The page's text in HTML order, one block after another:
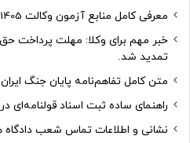
معرفی کامل منابع آزمون وکالت 1405 کانون‌های وکلای دادگستری
تمدید شد.
متن کامل تفاهم‌نامه پایان جنگ
راهنمای ساده ثبت اسناد قولنامه‌ای
نشانی و اطلاعات تماس شعب